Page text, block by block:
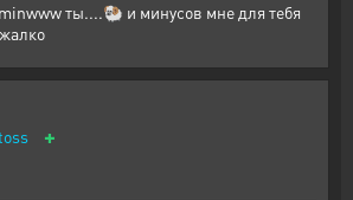
ты....🐏 и минусов мне для тебя
+